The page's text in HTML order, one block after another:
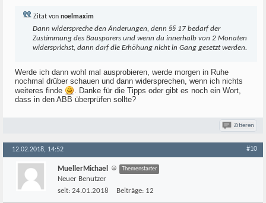
Zitat von noelmaxim
Dann widerspreche den Änderungen, denn §§ 17 bedarf der
Zustimmung des Bausparers und wenn du innerhalb von 2 Monaten
widersprichst, dann darf die Erhöhung nicht in Gang gesetzt werden.
Werde ich dann wohl mal ausprobieren, werde morgen in Ruhe
nochmal drüber schauen und dann widersprechen, wenn ich nichts
weiteres finde
. Danke für die Tipps oder gibt es noch ein Wort,
dass in den ABB überprüfen sollte?
Zitieren
12.02.2018, 14:52 #10
MuellerMichael Themenstarter
Neuer Benutzer
seit: 24.01.2018 Beiträge: 12